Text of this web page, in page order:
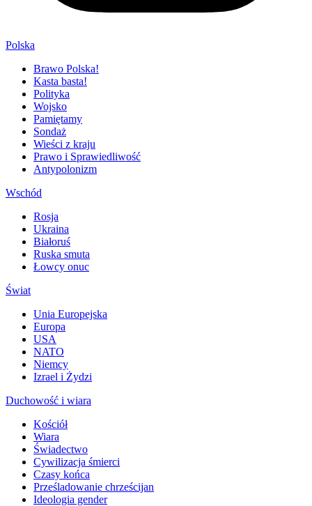
Polska
Brawo Polska!
Kasta basta!
Polityka
Wojsko
Pamiętamy
Sondaż
Wieści z kraju
Prawo i Sprawiedliwość
Antypolonizm
Wschód
Rosja
Ukraina
Białoruś
Ruska smuta
Łowcy onuc
Świat
Unia Europejska
Europa
USA
NATO
Niemcy
Izrael i Żydzi
Duchowość i wiara
Kościół
Wiara
Świadectwo
Cywilizacja śmierci
Czasy końca
Prześladowanie chrześcijan
Ideologia gender